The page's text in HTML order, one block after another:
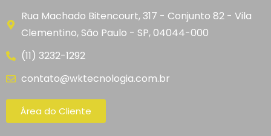
Rua Machado Bitencourt, 317 - Conjunto 82 - Vila
Clementino, São Paulo - SP, 04044-000
(11) 3232-1292
contato@wktecnologia.com.br
Área do Cliente